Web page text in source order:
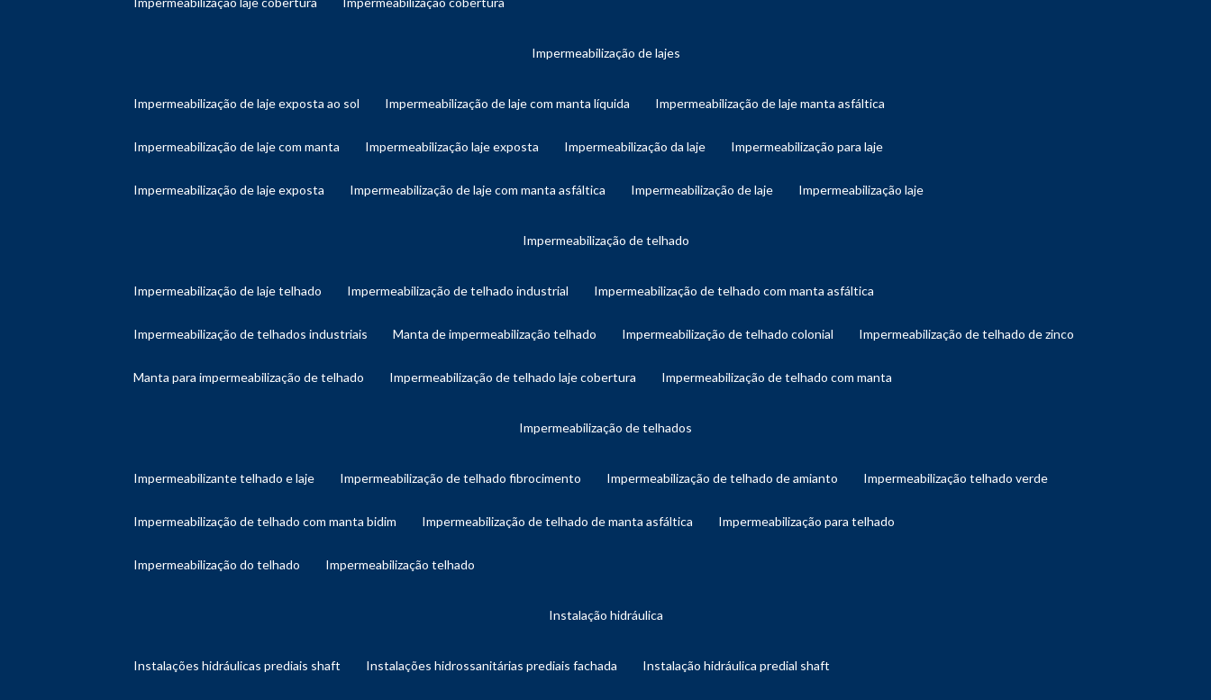
impermeabilização de lajes
impermeabilização de laje exposta ao sol impermeabilização de laje com manta líquida impermeabilização de laje manta asfáltica
impermeabilização de laje com manta impermeabilização laje exposta impermeabilização da laje impermeabilização para laje
impermeabilização de laje exposta impermeabilização de laje com manta asfáltica impermeabilização de laje impermeabilização laje
impermeabilização de telhado
impermeabilização de laje telhado impermeabilização de telhado industrial impermeabilização de telhado com manta asfáltica
impermeabilização de telhados industriais manta de impermeabilização telhado impermeabilização de telhado colonial impermeabilização de telhado de zinco
manta para impermeabilização de telhado impermeabilização de telhado laje cobertura impermeabilização de telhado com manta
impermeabilização de telhados
impermeabilizante telhado e laje impermeabilização de telhado fibrocimento impermeabilização de telhado de amianto impermeabilização telhado verde
impermeabilização de telhado com manta bidim impermeabilização de telhado de manta asfáltica impermeabilização para telhado
impermeabilização do telhado impermeabilização telhado
instalação hidráulica
instalações hidráulicas prediais shaft instalações hidrossanitárias prediais fachada instalação hidráulica predial shaft